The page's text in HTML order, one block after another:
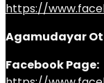
https://
Agamudayar
Facebook Page: